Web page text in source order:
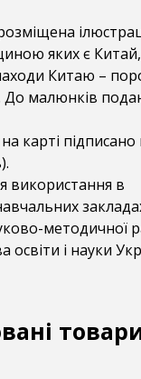
яких є
Китаю –
До малюнків
карті
використання в
методичної
освіти і науки